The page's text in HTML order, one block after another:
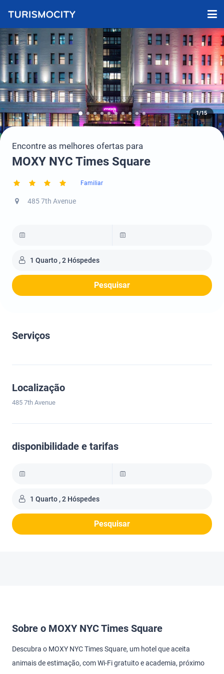
1/15
Encontre as melhores ofertas para
MOXY NYC Times Square
Familiar
485 7th Avenue
1 Quarto , 2 Hóspedes
Pesquisar
Serviços
Localização
485 7th Avenue
disponibilidade e tarifas
1 Quarto , 2 Hóspedes
Pesquisar
Sobre o MOXY NYC Times Square
Descubra o MOXY NYC Times Square, um hotel que aceita
animais de estimação, com Wi-Fi gratuito e academia, próximo